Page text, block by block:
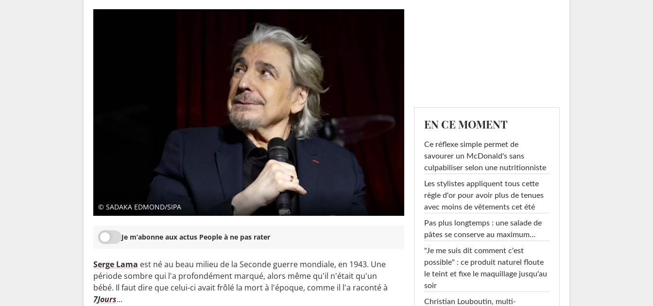
© SADAKA EDMOND/SIPA
Je m’abonne aux actus People à ne pas rater
Serge Lama est né au beau milieu de la Seconde guerre mondiale, en 1943. Une
période sombre qui l'a profondément marqué, alors même qu'il n'était qu'un
bébé. Il faut dire que celui-ci avait frôlé la mort à l'époque, comme il l'a raconté à
7Jours...
EN CE MOMENT
Ce réflexe simple permet de
savourer un McDonald's sans
culpabiliser selon une nutritionniste
Les stylistes appliquent tous cette
règle d'or pour avoir plus de tenues
avec moins de vêtements cet été
Pas plus longtemps : une salade de
pâtes se conserve au maximum...
"Je me suis dit comment c'est
possible" : ce produit naturel floute
le teint et fixe le maquillage jusqu'au
soir
Christian Louboutin, multi-